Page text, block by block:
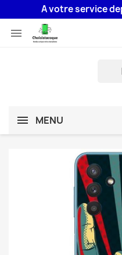
A votre service

MENU